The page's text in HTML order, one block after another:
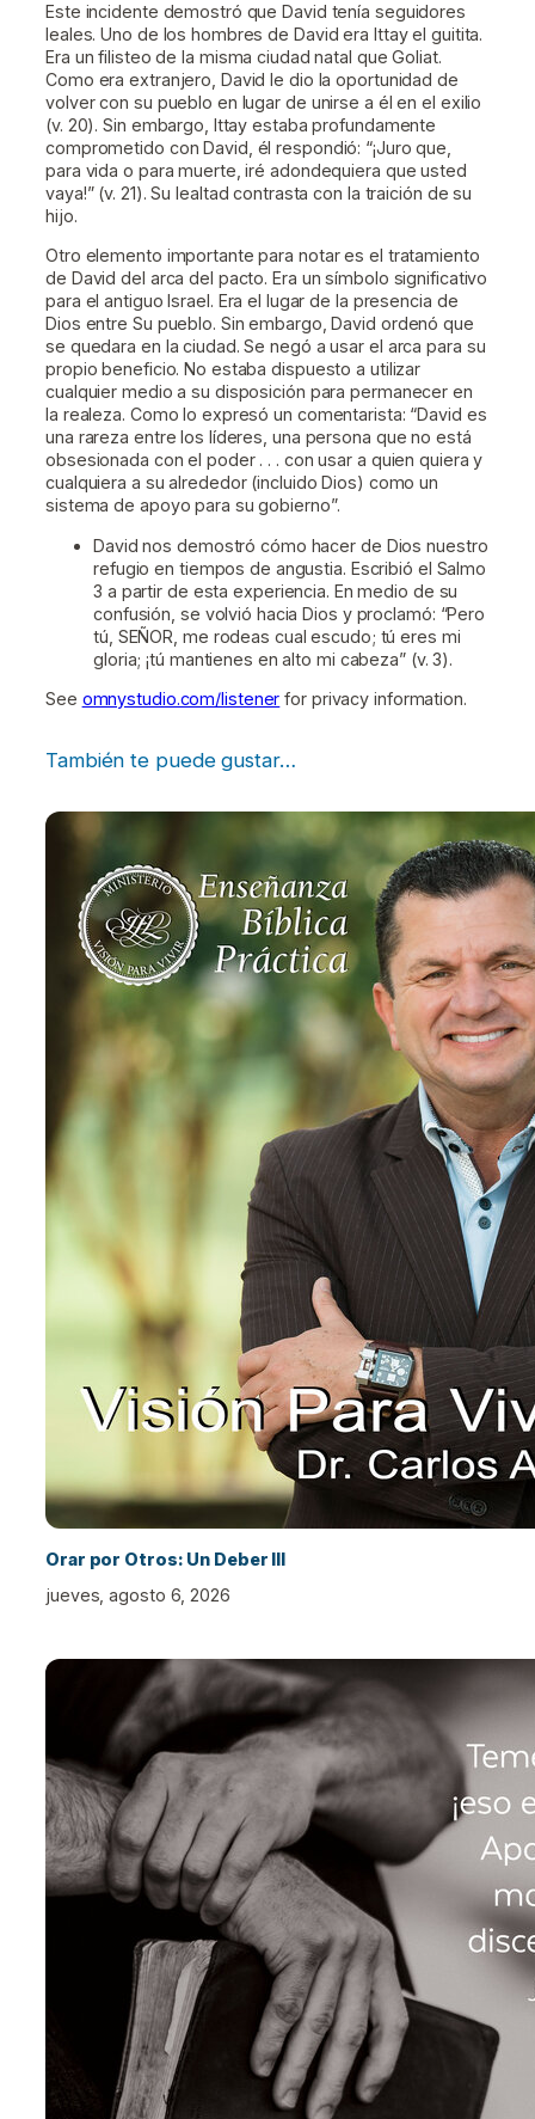
Este incidente demostró que David tenía seguidores
leales. Uno de los hombres de David era Ittay el guitita.
Era un filisteo de la misma ciudad natal que Goliat.
Como era extranjero, David le dio la oportunidad de
volver con su pueblo en lugar de unirse a él en el exilio
(v. 20). Sin embargo, Ittay estaba profundamente
comprometido con David, él respondió: “¡Juro que,
para vida o para muerte, iré adondequiera que usted
vaya!” (v. 21). Su lealtad contrasta con la traición de su
hijo.
Otro elemento importante para notar es el tratamiento
de David del arca del pacto. Era un símbolo significativo
para el antiguo Israel. Era el lugar de la presencia de
Dios entre Su pueblo. Sin embargo, David ordenó que
se quedara en la ciudad. Se negó a usar el arca para su
propio beneficio. No estaba dispuesto a utilizar
cualquier medio a su disposición para permanecer en
la realeza. Como lo expresó un comentarista: “David es
una rareza entre los líderes, una persona que no está
obsesionada con el poder . . . con usar a quien quiera y
cualquiera a su alrededor (incluido Dios) como un
sistema de apoyo para su gobierno”.
David nos demostró cómo hacer de Dios nuestro
refugio en tiempos de angustia. Escribió el Salmo
3 a partir de esta experiencia. En medio de su
confusión, se volvió hacia Dios y proclamó: “Pero
tú, SEÑOR, me rodeas cual escudo; tú eres mi
gloria; ¡tú mantienes en alto mi cabeza” (v. 3).
See omnystudio.com/listener for privacy information.
También te puede gustar…
Orar por Otros: Un Deber III
jueves, agosto 6, 2026